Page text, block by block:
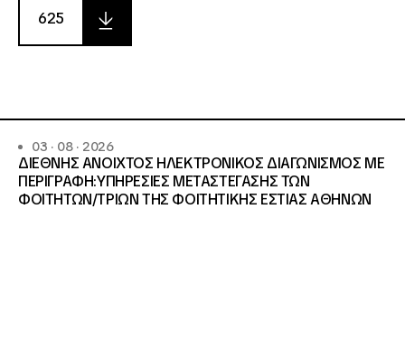
625
03 · 08 · 2026
ΔΙΕΘΝΗΣ ΑΝΟΙΧΤΟΣ ΗΛΕΚΤΡΟΝΙΚΟΣ ΔΙΑΓΩΝΙΣΜΟΣ ΜΕ
ΠΕΡΙΓΡΑΦΗ:ΥΠΗΡΕΣΙΕΣ METAΣΤΕΓΑΣΗΣ ΤΩΝ
ΦΟΙΤΗΤΩΝ/ΤΡΙΩΝ ΤΗΣ ΦΟΙΤΗΤΙΚΗΣ ΕΣΤΙΑΣ ΑΘΗΝΩΝ